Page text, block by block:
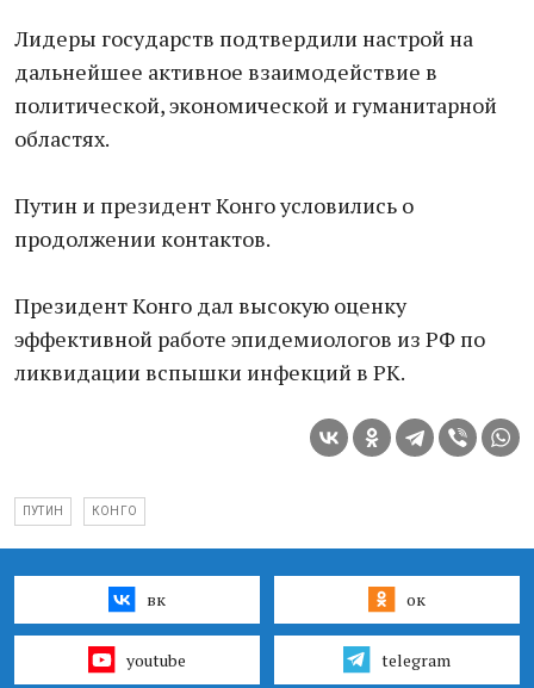
Лидеры государств подтвердили настрой на
дальнейшее активное взаимодействие в
политической, экономической и гуманитарной
областях.
Путин и президент Конго условились о
продолжении контактов.
Президент Конго дал высокую оценку
эффективной работе эпидемиологов из РФ по
ликвидации вспышки инфекций в РК.
ПУТИН КОНГО
вк ок
youtube telegram